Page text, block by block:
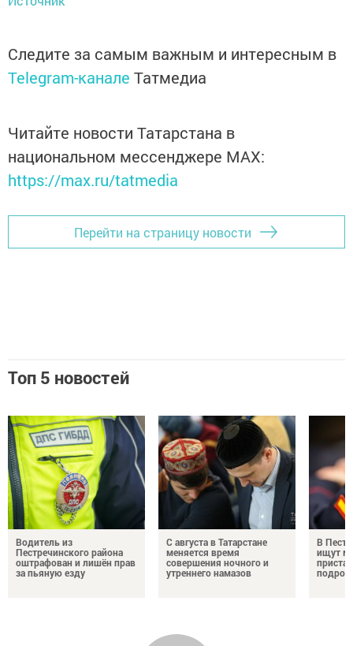
Следите за самым важным и интересным в
Telegram-канале Татмедиа
Читайте новости Татарстана в
национальном мессенджере MАХ:
https://max.ru/tatmedia
Перейти на страницу новости
Топ 5 новостей
Водитель из
Пестречинского района
оштрафован и лишён прав
за пьяную езду
С августа в Татарстане
меняется время
совершения ночного и
утреннего намазов
В
ищут